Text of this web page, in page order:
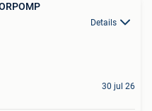
Details
30 jul 26